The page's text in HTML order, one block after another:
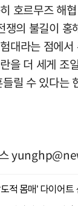
호르무즈 해
쟁의 불길이 홍
대라는 점에
을 더 세게 조
릴 수 있다는